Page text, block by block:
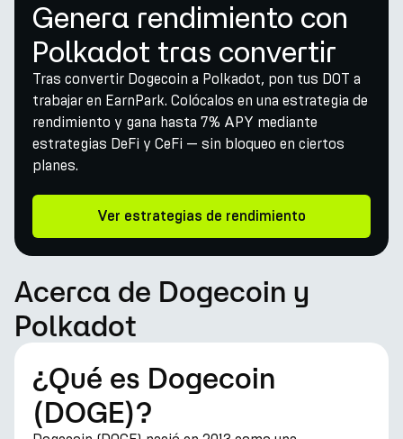
Genera rendimiento con
Polkadot tras convertir
Tras convertir Dogecoin a Polkadot, pon tus DOT a
trabajar en EarnPark. Colócalos en una estrategia de
rendimiento y gana hasta 7% APY mediante
estrategias DeFi y CeFi — sin bloqueo en ciertos
planes.
Ver estrategias de rendimiento
Acerca de Dogecoin y
Polkadot
¿Qué es Dogecoin
(DOGE)?